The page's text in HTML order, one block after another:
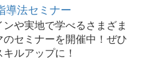
導法セミナー
ンや実地で学べるさまざま
のセミナーを開催中！ぜひ
ルアップに！